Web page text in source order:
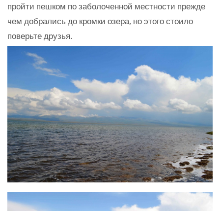
пройти пешком по заболоченной местности прежде
чем добрались до кромки озера, но этого стоило
поверьте друзья.